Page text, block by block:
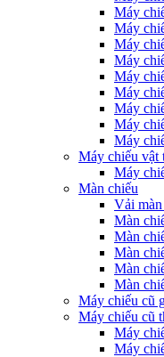
Máy
Máy
Máy
Máy
Máy
Máy
Máy
Máy
Máy
Máy chiếu vật
Máy
Màn chiếu
Vải
Màn
Màn
Màn
Màn
Màn
Máy chiếu cũ
Máy chiếu cũ
Máy
Máy